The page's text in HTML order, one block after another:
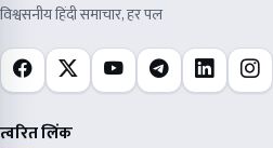
विश्वसनीय हिंदी समाचार, हर पल
त्वरित लिंक